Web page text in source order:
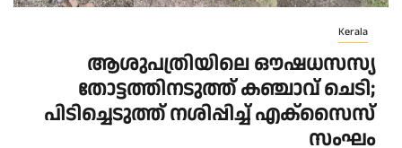
Kerala
ആശുപത്രിയിലെ ഔഷധസസ്യ
തോട്ടത്തിനടുത്ത് കഞ്ചാവ് ചെടി;
പിടിച്ചെടുത്ത് നശിപ്പിച്ച് എക്സൈസ്
സംഘം